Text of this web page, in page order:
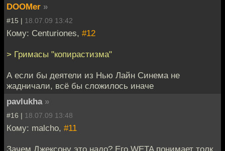
DOOMer »
#15 | 18.07.09 13:42
Кому: Centuriones, #12
> Гримасы "копирастизма"
А если бы деятели из Нью Лайн Синема не
жадничали, всё бы сложилось иначе
pavlukha »
#16 | 18.07.09 13:48
Кому: malcho, #11